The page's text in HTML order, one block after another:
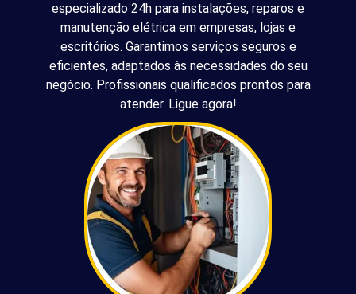
especializado 24h para instalações, reparos e
manutenção elétrica em empresas, lojas e
escritórios. Garantimos serviços seguros e
eficientes, adaptados às necessidades do seu
negócio. Profissionais qualificados prontos para
atender. Ligue agora!